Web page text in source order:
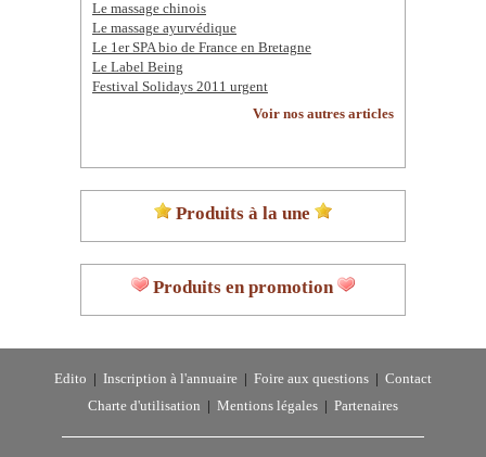
Le massage chinois
Le massage ayurvédique
Le 1er SPA bio de France en Bretagne
Le Label Being
Festival Solidays 2011 urgent
Voir nos autres articles
Produits à la une
Produits en promotion
Edito Inscription à l'annuaire Foire aux questions
Contact
Charte d'utilisation
Mentions légales Partenaires